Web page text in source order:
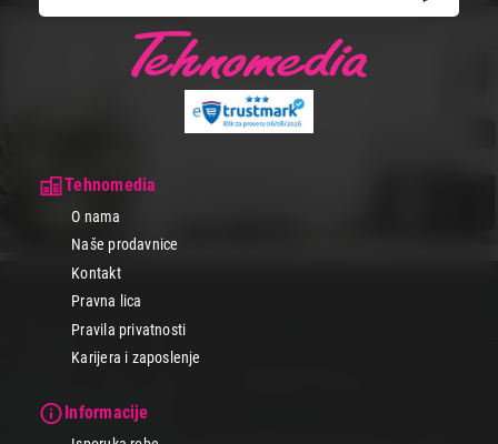
Tehnomedia
O nama
Naše prodavnice
Kontakt
Pravna lica
Pravila privatnosti
Karijera i zaposlenje
Informacije